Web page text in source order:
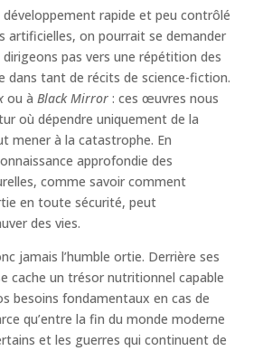
développement rapide et peu contrôlé
artificielles, on pourrait se demander
pas vers une répétition des
dans tant de récits de science-fiction.
ou à Black Mirror: ces œuvres nous
où dépendre uniquement de la
mener à la catastrophe. En
approfondie des
comme savoir comment
en toute sécurité, peut
des vies.
jamais l’humble ortie. Derrière ses
cache un trésor nutritionnel capable
besoins fondamentaux en cas de
qu’entre la fin du monde moderne
et les guerres qui continuent de